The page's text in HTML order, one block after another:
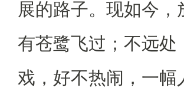
展的路子。现如今
有苍鹭飞过；不远
戏，好不热闹，一